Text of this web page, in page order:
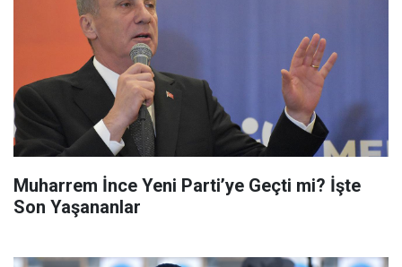
Muharrem İnce Yeni Parti’ye Geçti mi? İşte
Son Yaşananlar